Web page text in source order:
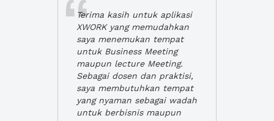
Terima kasih untuk aplikasi
XWORK yang memudahkan
saya menemukan tempat
untuk Business Meeting
maupun lecture Meeting.
Sebagai dosen dan praktisi,
saya membutuhkan tempat
yang nyaman sebagai wadah
untuk berbisnis maupun